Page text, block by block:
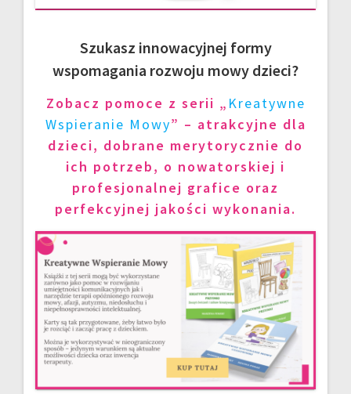
Szukasz innowacyjnej formy
wspomagania rozwoju mowy dzieci?
Zobacz pomoce z serii „ Kreatywne
Wspieranie Mowy” – atrakcyjne dla
dzieci, dobrane merytorycznie do
ich potrzeb, o nowatorskiej i
profesjonalnej grafice oraz
perfekcyjnej jakości wykonania.